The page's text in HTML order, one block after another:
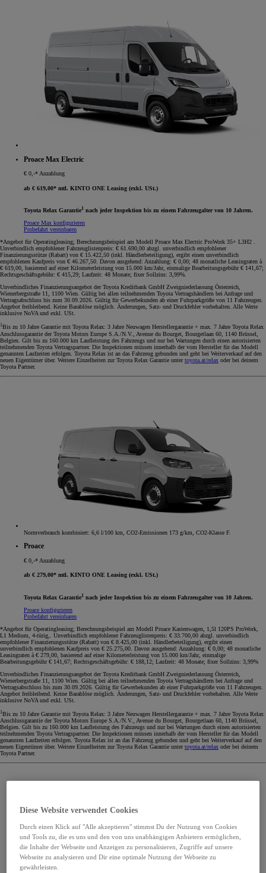
Proace Max Electric
€ 0,-* Anzahlung
ab € 619,00* mtl. KINTO ONE Leasing (exkl. USt.)
Toyota Relax Garantie1 nach jeder Inspektion bis zu einem Fahrzeugalter von 10 Jahren.
Proace Max konfigurieren
Probefahrt vereinbaren
*Angebot für Operatingleasing; Berechnungsbeispiel am Modell Proace Max Electric ProWork 35+ L3H2 .
Unverbindlich empfohlener Fahrzeuglistenpreis: € 61.690,00 abzgl. unverbindlich empfohlener
Finanzierungsstütze (Rabatt) von € 15.422,50 (inkl. Händlerbeteiligung), ergibt einen unverbindlich
empfohlenen Kaufpreis von € 46.267,50. Davon ausgehend: Anzahlung: € 0,00; 48 monatliche Leasingraten à
€ 619,00, basierend auf einer Kilometerleistung von 15.000 km/Jahr, einmalige Bearbeitungsgebühr € 141,67;
Rechtsgeschäftsgebühr: € 415,29; Laufzeit: 48 Monate; fixer Sollzins: 3,99%.
Unverbindliches Finanzierungsangebot der Toyota Kreditbank GmbH Zweigniederlassung Österreich,
Wienerbergstraße 11, 1100 Wien. Gültig bei allen teilnehmenden Toyota Vertragshändlern bei Anfrage und
Vertragsabschluss bis zum 30.09.2026. Gültig für Gewerbekunden ab einer Fuhrparkgröße von 11 Fahrzeugen.
Angebot freibleibend. Keine Barablöse möglich. Änderungen, Satz- und Druckfehler vorbehalten. Alle Werte
inklusive NoVA und exkl. USt.
1Bis zu 10 Jahre Garantie mit Toyota Relax: 3 Jahre Neuwagen Herstellergarantie + max. 7 Jahre Toyota Relax
Anschlussgarantie der Toyota Motors Europe S.A./N.V., Avenue du Bourget, Bourgetlaan 60, 1140 Brüssel,
Belgien. Gilt bis zu 160.000 km Laufleistung des Fahrzeugs und nur bei Wartungen durch einen autorisierten
teilnehmenden Toyota Vertragspartner. Die Inspektionen müssen innerhalb der vom Hersteller für das Modell
genannten Laufzeiten erfolgen. Toyota Relax ist an das Fahrzeug gebunden und geht bei Weiterverkauf auf den
neuen Eigentümer über. Weitere Einzelheiten zur Toyota Relax Garantie untertoyota.at/relax oder bei deinem
Toyota Partner.
Normverbrauch kombiniert: 6,6 l/100 km, CO2-Emissionen 173 g/km, CO2-Klasse F.
Proace
€ 0,-* Anzahlung
ab € 279,00* mtl. KINTO ONE Leasing (exkl. USt.)
Toyota Relax Garantie1 nach jeder Inspektion bis zu einem Fahrzeugalter von 10 Jahren.
Proace konfigurieren
Probefahrt vereinbaren
*Angebot für Operatingleasing; Berechnungsbeispiel am Modell Proace Kastenwagen, 1,5l 120PS ProWork,
L1 Medium, 4-türig,. Unverbindlich empfohlener Fahrzeuglistenpreis: € 33.700,00 abzgl. unverbindlich
empfohlener Finanzierungsstütze (Rabatt) von € 8.425,00 (inkl. Händlerbeteiligung), ergibt einen
unverbindlich empfohlenen Kaufpreis von € 25.275,00. Davon ausgehend: Anzahlung: € 0,00; 48 monatliche
Leasingraten à € 279,00, basierend auf einer Kilometerleistung von 15.000 km/Jahr, einmalige
Bearbeitungsgebühr € 141,67; Rechtsgeschäftsgebühr: € 188,12; Laufzeit: 48 Monate; fixer Sollzins: 3,99%
Unverbindliches Finanzierungsangebot der Toyota Kreditbank GmbH Zweigniederlassung Österreich,
Wienerbergstraße 11, 1100 Wien. Gültig bei allen teilnehmenden Toyota Vertragshändlern bei Anfrage und
Vertragsabschluss bis zum 30.09.2026. Gültig für Gewerbekunden ab einer Fuhrparkgröße von 11 Fahrzeugen.
Angebot freibleibend. Keine Barablöse möglich. Änderungen, Satz- und Druckfehler vorbehalten. Alle Werte
inklusive NoVA und exkl. USt.
1Bis zu 10 Jahre Garantie mit Toyota Relax: 3 Jahre Neuwagen Herstellergarantie + max. 7 Jahre Toyota Relax
Anschlussgarantie der Toyota Motors Europe S.A./N.V., Avenue du Bourget, Bourgetlaan 60, 1140 Brüssel,
Belgien. Gilt bis zu 160.000 km Laufleistung des Fahrzeugs und nur bei Wartungen durch einen autorisierten
teilnehmenden Toyota Vertragspartner. Die Inspektionen müssen innerhalb der vom Hersteller für das Modell
genannten Laufzeiten erfolgen. Toyota Relax ist an das Fahrzeug gebunden und geht bei Weiterverkauf auf den
neuen Eigentümer über. Weitere Einzelheiten zur Toyota Relax Garantie untertoyota.at/relax oder bei deinem
Toyota Partner.
Diese Website verwendet Cookies
Durch einen Klick auf "Alle akzeptieren" stimmst Du der Nutzung von Cookies
und Tools zu, die es uns und den von uns unabhängigen Anbietern ermöglichen,
die Inhalte der Webseite und Anzeigen zu personalisieren, Zugriffe auf unsere
Webseite zu analysieren und Dir eine optimale Nutzung der Webseite zu
gewährleisten.